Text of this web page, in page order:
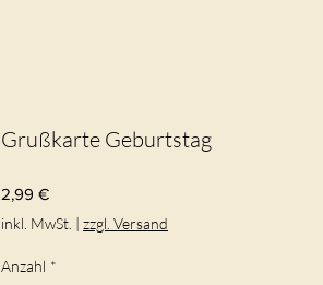
Grußkarte Geburtstag
2,99 €Preis
inkl. MwSt. | zzgl. Versand
Anzahl *